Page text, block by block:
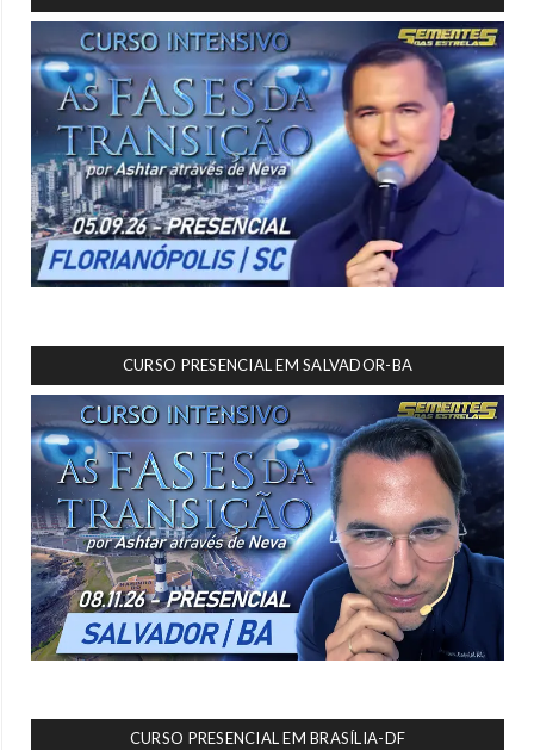
CURSO PRESENCIAL EM SALVADOR-BA
CURSO PRESENCIAL EM BRASÍLIA-DF